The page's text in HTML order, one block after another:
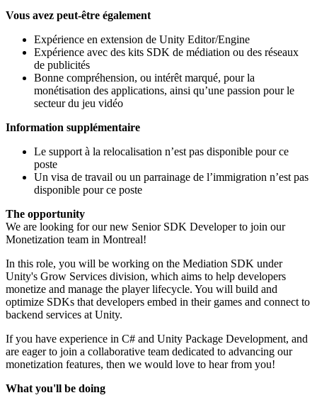
Vous avez peut-être également
Expérience en extension de Unity Editor/Engine
Expérience avec des kits SDK de médiation ou des réseaux
de publicités
Bonne compréhension, ou intérêt marqué, pour la
monétisation des applications, ainsi qu’une passion pour le
secteur du jeu vidéo
Information supplémentaire
Le support à la relocalisation n’est pas disponible pour ce
poste
Un visa de travail ou un parrainage de l’immigration n’est pas
disponible pour ce poste
The opportunity
We are looking for our new Senior SDK Developer to join our
Monetization team in Montreal!
In this role, you will be working on the Mediation SDK under
Unity's Grow Services division, which aims to help developers
monetize and manage the player lifecycle. You will build and
optimize SDKs that developers embed in their games and connect to
backend services at Unity.
If you have experience in C# and Unity Package Development, and
are eager to join a collaborative team dedicated to advancing our
monetization features, then we would love to hear from you!
What you'll be doing